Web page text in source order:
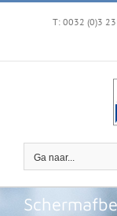
Ga
T: 0032 (0)3
Ga naar...